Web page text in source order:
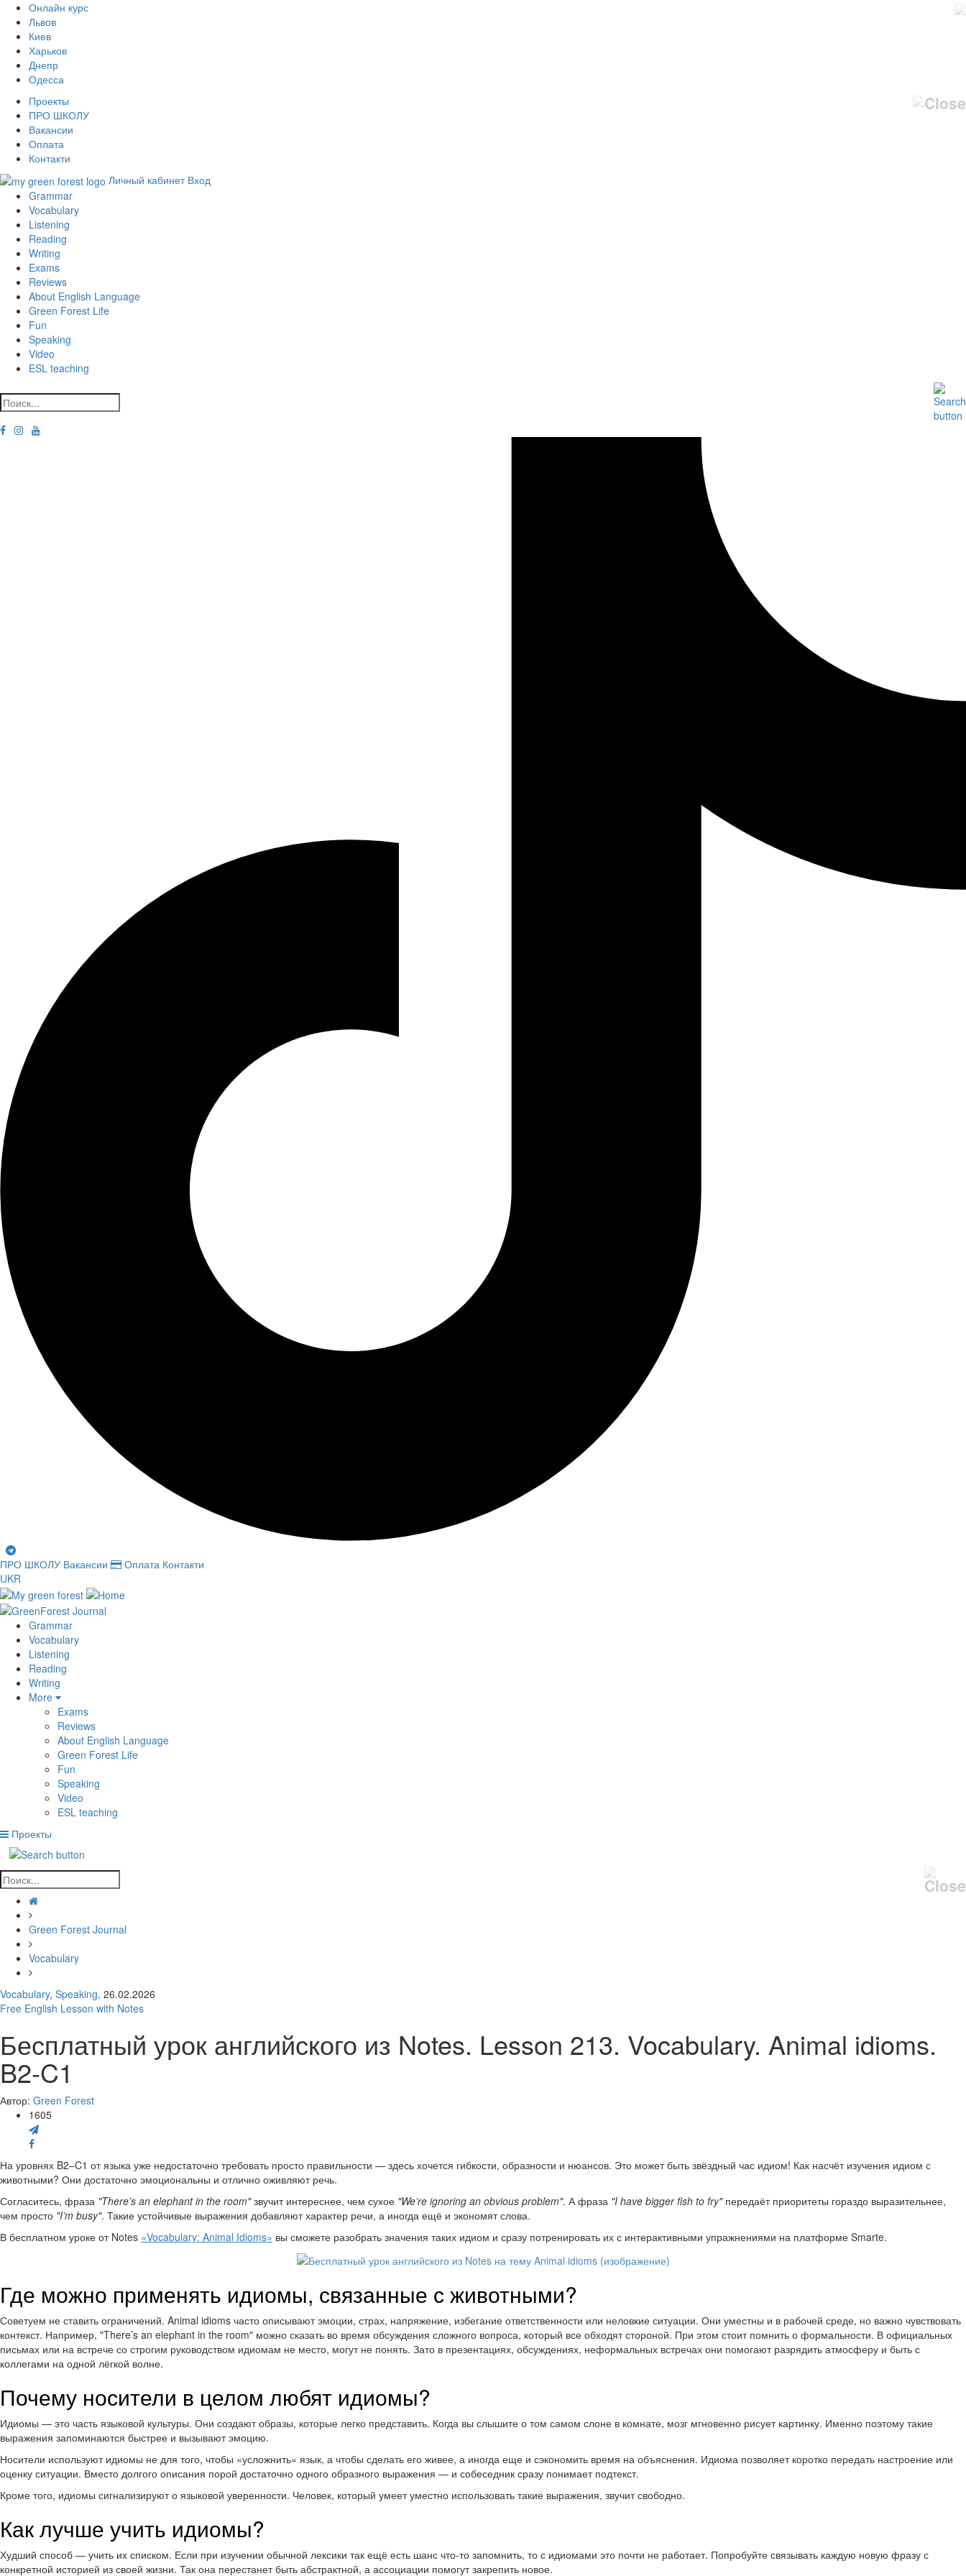
Онлайн курс
Львов
Киев
Харьков
Днепр
Одесса
Проекты
ПРО ШКОЛУ
Вакансии
Оплата
Контакти
Личный кабинет Вход
Grammar
Vocabulary
Listening
Reading
Writing
Exams
Reviews
About English Language
Green Forest Life
Fun
Speaking
Video
ESL teaching
ПРО ШКОЛУ Вакансии Оплата Контакти
UKR
Grammar
Vocabulary
Listening
Reading
Writing
More
Exams
Reviews
About English Language
Green Forest Life
Fun
Speaking
Video
ESL teaching
Проекты
Green Forest Journal
Vocabulary
Vocabulary, Speaking. 26.02.2026
Free English Lesson with Notes
Бесплатный урок английского из Notes. Lesson 213. Vocabulary. Animal idioms.
B2-C1
Автор: Green Forest
1605
На уровнях B2–C1 от языка уже недостаточно требовать просто правильности — здесь хочется гибкости, образности и нюансов. Это может быть звёздный час идиом! Как насчёт изучения идиом с
животными? Они достаточно эмоциональны и отлично оживляют речь.
Согласитесь, фраза "There’s an elephant in the room"звучит интереснее, чем сухое "We’re ignoring an obvious problem". А фраза "I have bigger fish to fry" передаёт приоритеты гораздо выразительнее,
чем просто "I’m busy". Такие устойчивые выражения добавляют характер речи, а иногда ещё и экономят слова.
В бесплатном уроке от Notes «Vocabulary: Animal Idioms» вы сможете разобрать значения таких идиом и сразу потренировать их с интерактивными упражнениями на платформе Smarte.
Где можно применять идиомы, связанные с животными?
Советуем не ставить ограничений. Animal idioms часто описывают эмоции, страх, напряжение, избегание ответственности или неловкие ситуации. Они уместны и в рабочей среде, но важно чувствовать
контекст. Например, "There’s an elephant in the room" можно сказать во время обсуждения сложного вопроса, который все обходят стороной. При этом стоит помнить о формальности. В официальных
письмах или на встрече со строгим руководством идиомам не место, могут не понять. Зато в презентациях, обсуждениях, неформальных встречах они помогают разрядить атмосферу и быть с
коллегами на одной лёгкой волне.
Почему носители в целом любят идиомы?
Идиомы — это часть языковой культуры. Они создают образы, которые легко представить. Когда вы слышите о том самом слоне в комнате, мозг мгновенно рисует картинку. Именно поэтому такие
выражения запоминаются быстрее и вызывают эмоцию.
Носители используют идиомы не для того, чтобы «усложнить» язык, а чтобы сделать его живее, а иногда еще и сэкономить время на объяснения. Идиома позволяет коротко передать настроение или
оценку ситуации. Вместо долгого описания порой достаточно одного образного выражения — и собеседник сразу понимает подтекст.
Кроме того, идиомы сигнализируют о языковой уверенности. Человек, который умеет уместно использовать такие выражения, звучит свободно.
Как лучше учить идиомы?
Худший способ — учить их списком. Если при изучении обычной лексики так ещё есть шанс что-то запомнить, то с идиомами это почти не работает. Попробуйте связывать каждую новую фразу с
конкретной историей из своей жизни. Так она перестанет быть абстрактной, а ассоциации помогут закрепить новое.